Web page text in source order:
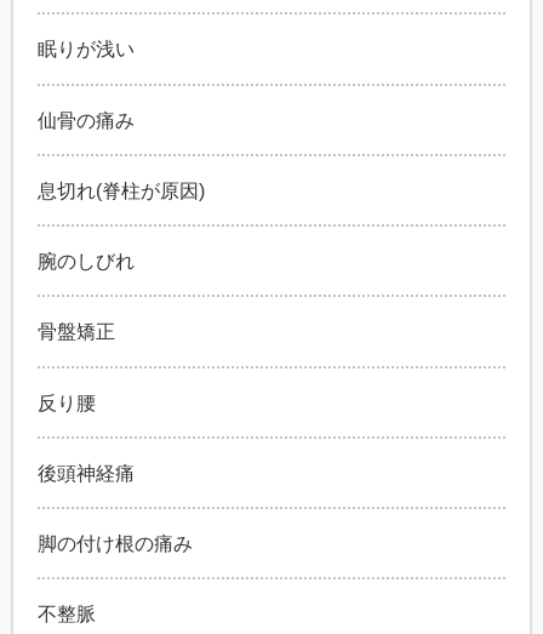
眠りが浅い
仙骨の痛み
息切れ(脊柱が原因)
腕のしびれ
骨盤矯正
反り腰
後頭神経痛
脚の付け根の痛み
不整脈